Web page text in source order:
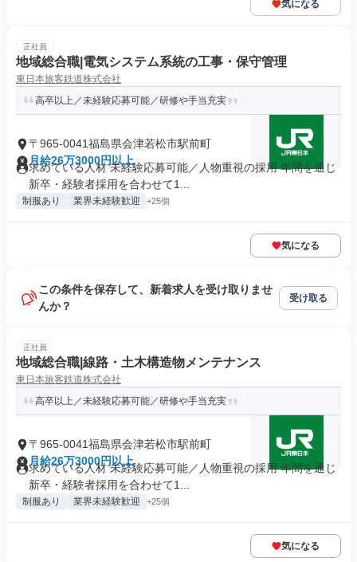
気になる
正社員
地域総合職|電気システム系統の工事・保守管理
東日本旅客鉄道株式会社
高卒以上／未経験応募可能／研修や手当充実
〒965-0041福島県会津若松市駅前町
月給26万3000円以上
求めている人材 未経験応募可能／人物重視の採用 年間を通じ
新卒・経験者採用を合わせて1...
制服あり 業界未経験歓迎 +25個
気になる
この条件を保存して、新着求人を受け取りませ
んか？
受け取る
正社員
地域総合職|線路・土木構造物メンテナンス
東日本旅客鉄道株式会社
高卒以上／未経験応募可能／研修や手当充実
〒965-0041福島県会津若松市駅前町
月給26万3000円以上
求めている人材 未経験応募可能／人物重視の採用 年間を通じ
新卒・経験者採用を合わせて1...
制服あり 業界未経験歓迎 +25個
気になる